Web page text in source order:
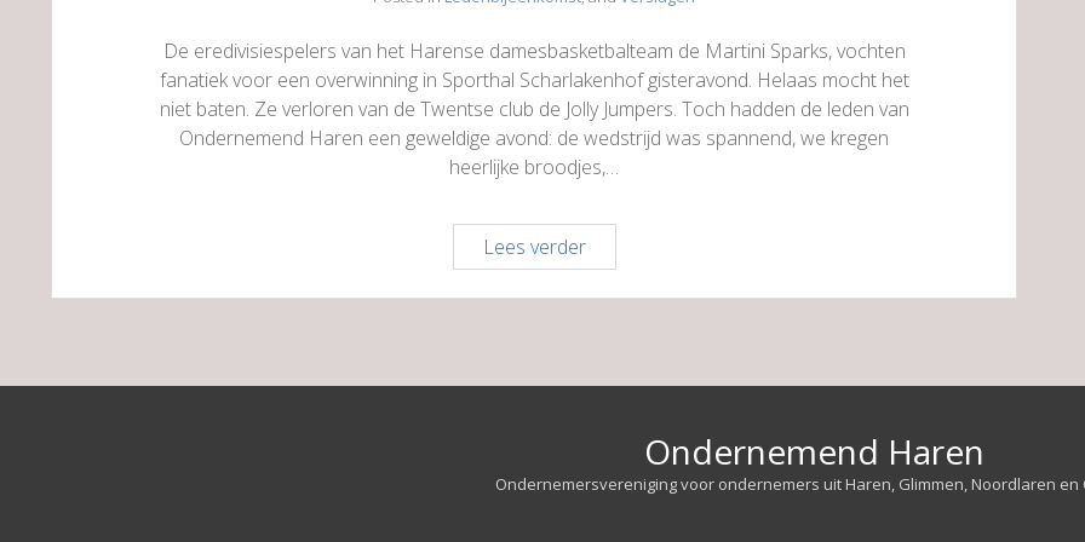
De eredivisiespelers van het Harense damesbasketbalteam de Martini Sparks, vochten
fanatiek voor een overwinning in Sporthal Scharlakenhof gisteravond. Helaas mocht het
niet baten. Ze verloren van de Twentse club de Jolly Jumpers. Toch hadden de leden van
Ondernemend Haren een geweldige avond: de wedstrijd was spannend, we kregen
heerlijke broodjes,…
Lees verder
Ondernemend Haren
Ondernemersvereniging voor ondernemers uit Haren, Glimmen, Noordlaren en